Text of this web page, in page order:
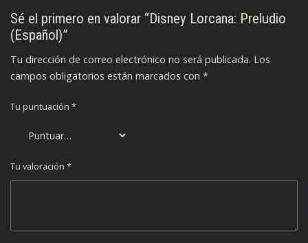
Sé el primero en valorar “Disney Lorcana: Preludio
(Español)”
Tu dirección de correo electrónico no será publicada. Los
campos obligatorios están marcados con *
Tu puntuación *
Tu valoración *